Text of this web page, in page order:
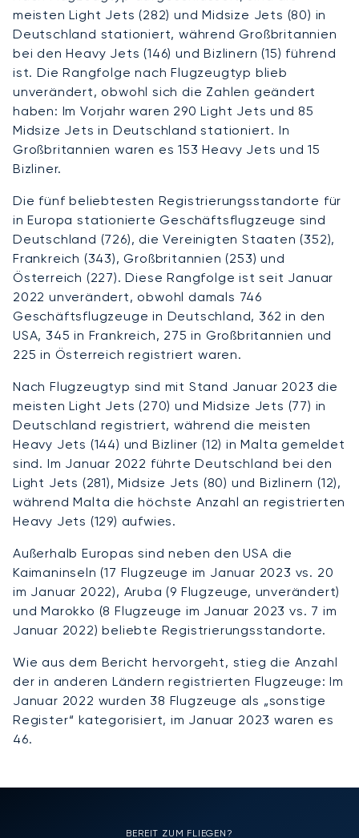
meisten Light Jets (282) und Midsize Jets (80) in
Deutschland stationiert, während Großbritannien
bei den Heavy Jets (146) und Bizlinern (15) führend
ist. Die Rangfolge nach Flugzeugtyp blieb
unverändert, obwohl sich die Zahlen geändert
haben: Im Vorjahr waren 290 Light Jets und 85
Midsize Jets in Deutschland stationiert. In
Großbritannien waren es 153 Heavy Jets und 15
Bizliner.
Die fünf beliebtesten Registrierungsstandorte für
in Europa stationierte Geschäftsflugzeuge sind
Deutschland (726), die Vereinigten Staaten (352),
Frankreich (343), Großbritannien (253) und
Österreich (227). Diese Rangfolge ist seit Januar
2022 unverändert, obwohl damals 746
Geschäftsflugzeuge in Deutschland, 362 in den
USA, 345 in Frankreich, 275 in Großbritannien und
225 in Österreich registriert waren.
Nach Flugzeugtyp sind mit Stand Januar 2023 die
meisten Light Jets (270) und Midsize Jets (77) in
Deutschland registriert, während die meisten
Heavy Jets (144) und Bizliner (12) in Malta gemeldet
sind. Im Januar 2022 führte Deutschland bei den
Light Jets (281), Midsize Jets (80) und Bizlinern (12),
während Malta die höchste Anzahl an registrierten
Heavy Jets (129) aufwies.
Außerhalb Europas sind neben den USA die
Kaimaninseln (17 Flugzeuge im Januar 2023 vs. 20
im Januar 2022), Aruba (9 Flugzeuge, unverändert)
und Marokko (8 Flugzeuge im Januar 2023 vs. 7 im
Januar 2022) beliebte Registrierungsstandorte.
Wie aus dem Bericht hervorgeht, stieg die Anzahl
der in anderen Ländern registrierten Flugzeuge: Im
Januar 2022 wurden 38 Flugzeuge als „sonstige
Register“ kategorisiert, im Januar 2023 waren es
46.
BEREIT ZUM FLIEGEN?